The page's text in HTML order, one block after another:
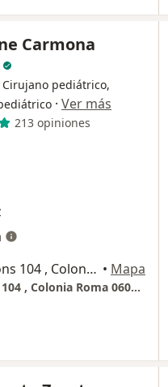
Carmona
Cirujano pediátrico,
· Ver más
213 opiniones
Queretaro 154 Torre 1 cons 104 , Colonia Roma, Ciudad de México • Mapa
Queretaro 154 Torre 1 cons 104 , Colonia Roma 06070 Cuauhtémoc